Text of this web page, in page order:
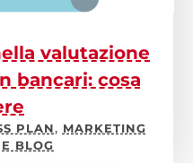
valutazione
bancari: cosa
PLAN, MARKETING
BLOG